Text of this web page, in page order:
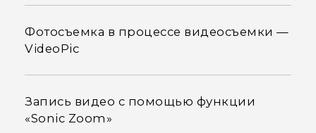
Фотосъемка в процессе видеосъемки —
VideoPic
Запись видео с помощью функции
«Sonic Zoom»